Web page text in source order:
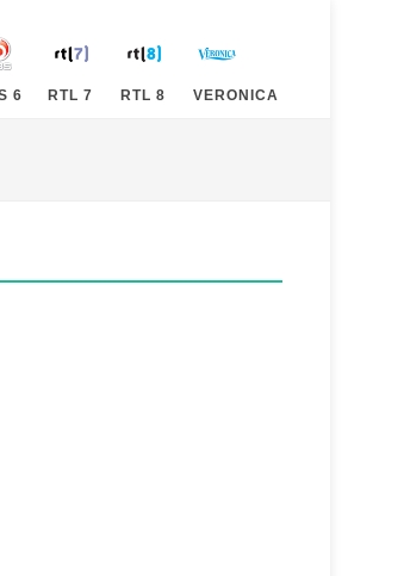
6 RTL 7 RTL 8 VERONICA